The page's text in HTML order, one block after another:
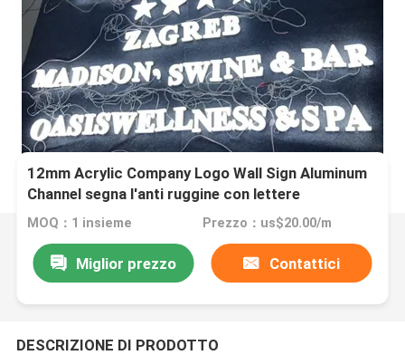
12mm Acrylic Company Logo Wall Sign Aluminum
Channel segna l'anti ruggine con lettere
MOQ：1 insieme Prezzo：us$20.00/m
Miglior prezzo Contattici
DESCRIZIONE DI PRODOTTO